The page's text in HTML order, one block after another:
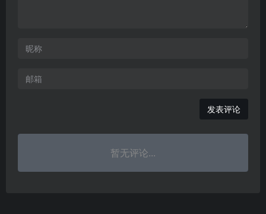
发表评论
暂无评论...